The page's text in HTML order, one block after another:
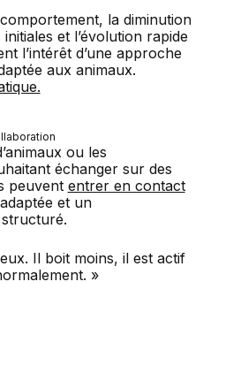
la diminution
et l’évolution rapide
l’intérêt d’une approche
aux animaux.
ou les
échanger sur des
peuvent entrer en contact
et un
Il boit moins, il est actif
»